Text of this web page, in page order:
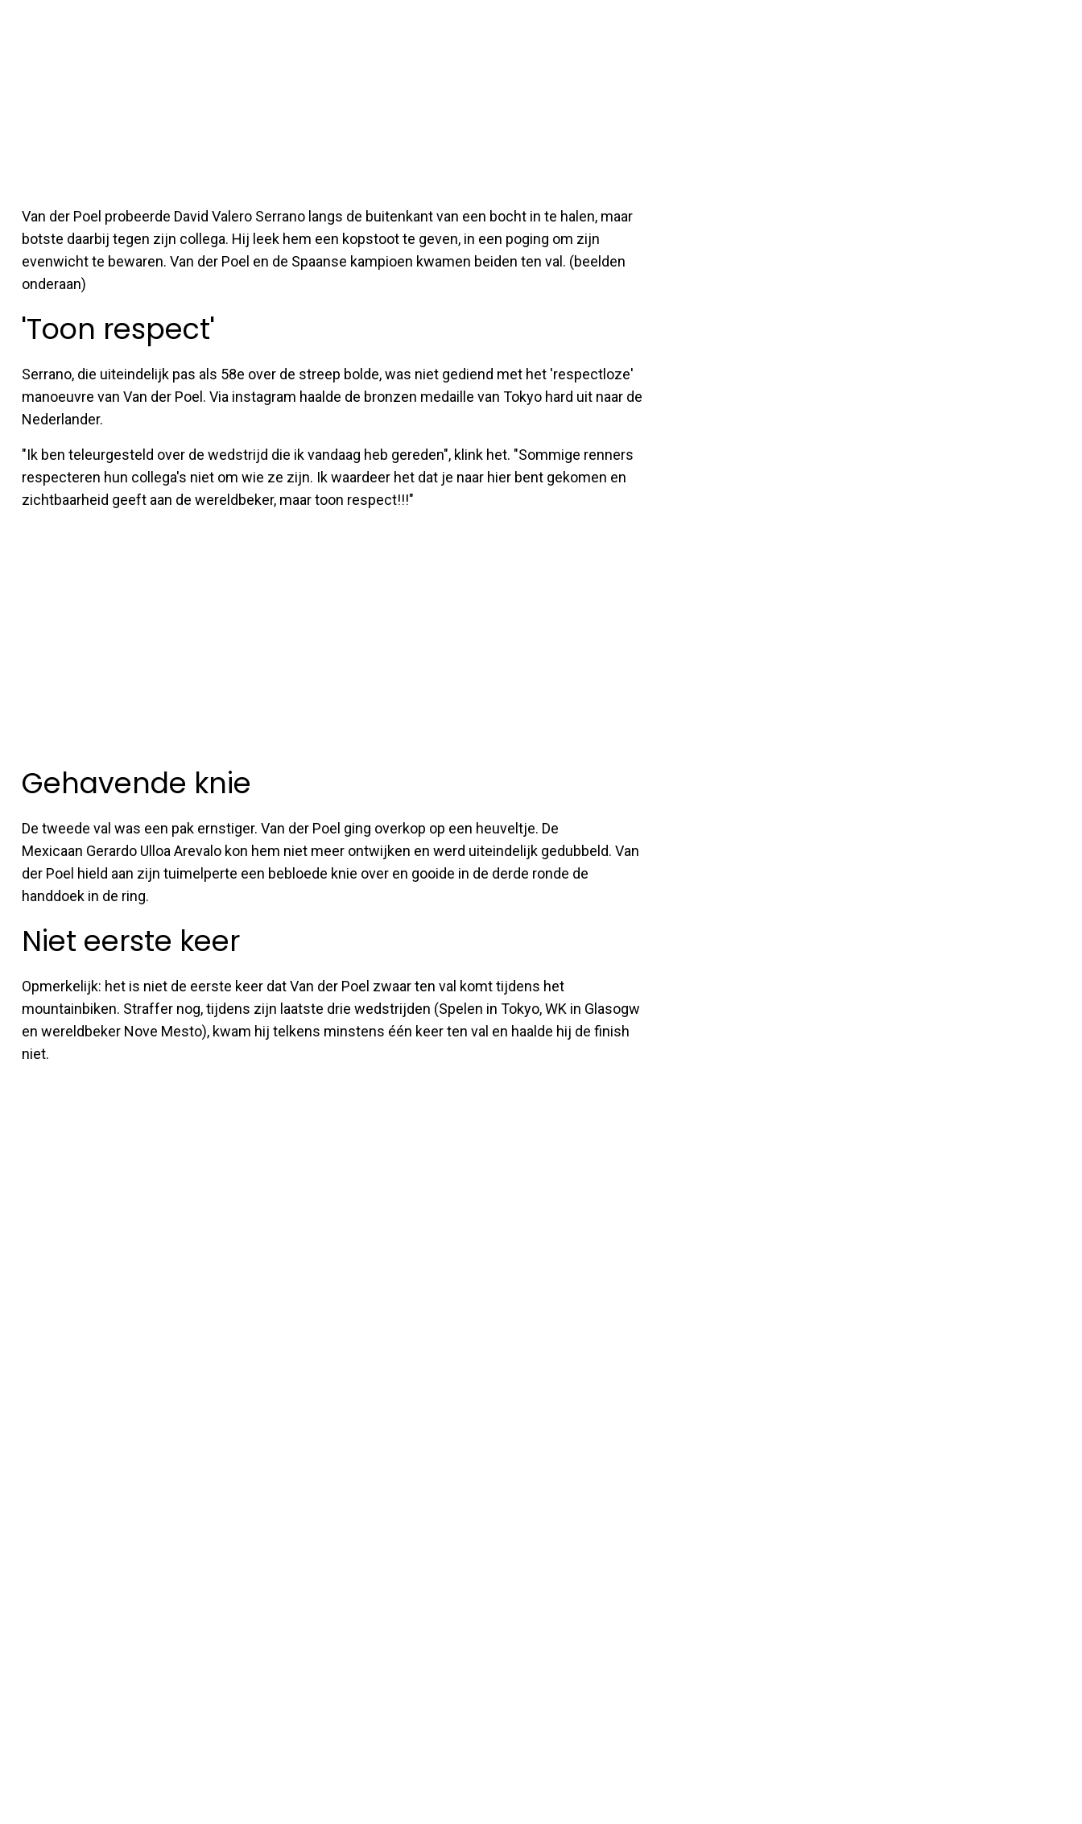
Van der Poel probeerde David Valero Serrano langs de buitenkant van een bocht in te halen, maar
botste daarbij tegen zijn collega. Hij leek hem een kopstoot te geven, in een poging om zijn
evenwicht te bewaren. Van der Poel en de Spaanse kampioen kwamen beiden ten val. (beelden
onderaan)
'Toon respect'
Serrano, die uiteindelijk pas als 58e over de streep bolde, was niet gediend met het 'respectloze'
manoeuvre van Van der Poel. Via instagram haalde de bronzen medaille van Tokyo hard uit naar de
Nederlander.
"Ik ben teleurgesteld over de wedstrijd die ik vandaag heb gereden", klink het. "Sommige renners
respecteren hun collega's niet om wie ze zijn. Ik waardeer het dat je naar hier bent gekomen en
zichtbaarheid geeft aan de wereldbeker, maar toon respect!!!"
Gehavende knie
De tweede val was een pak ernstiger. Van der Poel ging overkop op een heuveltje. De
Mexicaan Gerardo Ulloa Arevalo kon hem niet meer ontwijken en werd uiteindelijk gedubbeld. Van
der Poel hield aan zijn tuimelperte een bebloede knie over en gooide in de derde ronde de
handdoek in de ring.
Niet eerste keer
Opmerkelijk: het is niet de eerste keer dat Van der Poel zwaar ten val komt tijdens het
mountainbiken. Straffer nog, tijdens zijn laatste drie wedstrijden (Spelen in Tokyo, WK in Glasogw
en wereldbeker Nove Mesto), kwam hij telkens minstens één keer ten val en haalde hij de finish
niet.